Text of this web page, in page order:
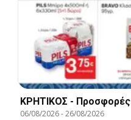
ΚΡΗΤΙΚΟΣ - Προσφορές
06/08/2026-26/08/2026